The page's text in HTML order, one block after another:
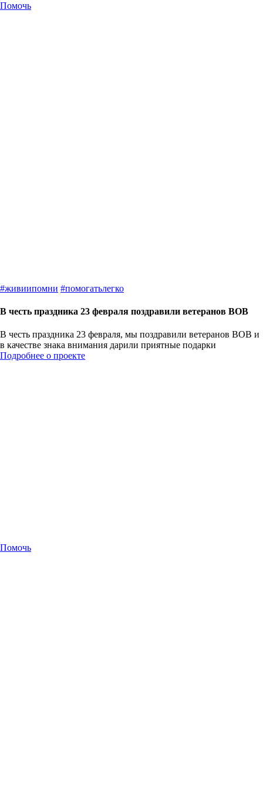
Помочь
#живиипомни #помогатьлегко
В честь праздника 23 февраля поздравили ветеранов ВОВ
В честь праздника 23 февраля, мы поздравили ветеранов ВОВ и
в качестве знака внимания дарили приятные подарки
Подробнее о проекте
Помочь